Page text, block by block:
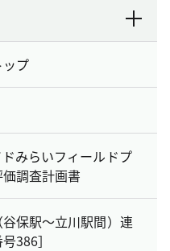
プ
ドみらいフィールドプ
調査計画書
保駅～立川駅間）連
386］